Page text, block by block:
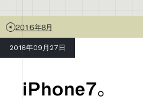
2016年8月
2016年09月27日
iPhone7。